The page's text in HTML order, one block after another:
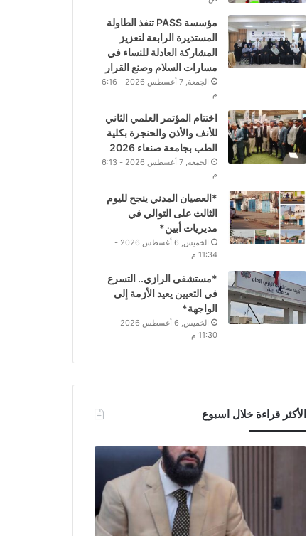
مؤسسة PASS تنفذ الطاولة
المستديرة الرابعة لتعزيز
المشاركة العادلة للنساء في
مسارات السلام وصنع القرار
الجمعة, 7 أغسطس 2026 - 6:16
م
اختتام المؤتمر العلمي الثاني
للأنف والأذن والحنجرة بكلية
الطب بجامعة صنعاء 2026
الجمعة, 7 أغسطس 2026 - 6:13
م
*العصيان المدني ينجح لليوم
الثالث على التوالي في
مديريات أبين*
الخميس, 6 أغسطس 2026 -
11:34 م
*مستشفى الرازي.. التسرع
في التعيين يعيد الأزمة إلى
الواجهة*
الخميس, 6 أغسطس 2026 -
11:30 م
الأكثر قراءة خلال اسبوع